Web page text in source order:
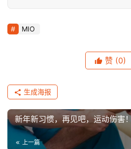
MIO
赞 (0)
生成海报
新年新习惯，再见吧，运动伤害！
上一篇